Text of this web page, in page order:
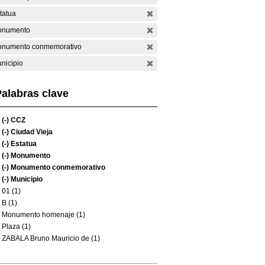
conmemorativo
clave
(-) CCZ
(-) Ciudad Vieja
(-) Estatua
(-) Monumento
(-) Monumento conmemorativo
(-) Municipio
01 (1)
B (1)
Monumento homenaje (1)
Plaza (1)
ZABALA Bruno Mauricio de (1)